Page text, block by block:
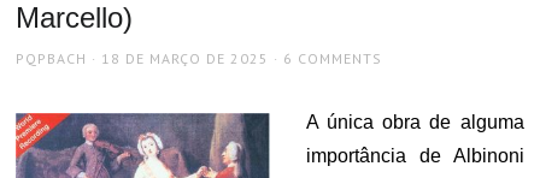
Marcello)
AUTHOR
PQPBACH
POSTED
18 DE MARÇO DE 2025 6 COMMENTS
A única obra de alguma
importância de Albinoni